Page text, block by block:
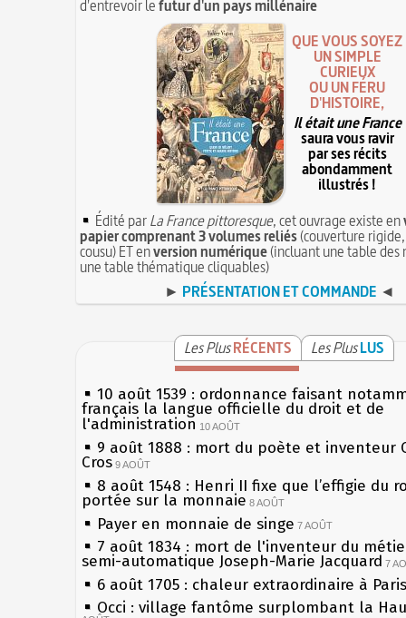
d'entrevoir lefutur d'un pays millénaire
QUE VOUS SOYEZ
UN SIMPLE
CURIEUX
OU UN FÉRU
D'HISTOIRE,
Il était une France
saura vous ravir
par ses récits
abondamment
illustrés !
Édité parLa France pittoresque, cet ouvrage existe en
papier comprenant 3 volumes reliés(couverture
cousu) ET enversion numérique(incluant une table des
une table thématique cliquables)
► PRÉSENTATION ET COMMANDE ◄
Les PlusRÉCENTS Les PlusLUS
10 août 1539 : ordonnance faisant
français la langue officielle du droit et de
l'administration 10 AOÛT
9 août 1888 : mort du poète et inventeur
Cros 9 AOÛT
8 août 1548 : Henri II fixe que l’effigie du
portée sur la monnaie 8 AOÛT
Payer en monnaie de singe 7 AOÛT
7 août 1834 : mort de l'inventeur du
semi-automatique Joseph-Marie Jacquard 7
6 août 1705 : chaleur extraordinaire à Paris
Occi : village fantôme surplombant la